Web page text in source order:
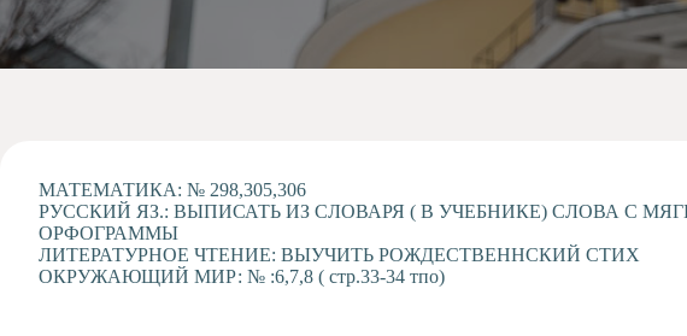
Проекты
отделение
Психологическая
Служба
Тьюторская
МАТЕМАТИКА: № 298,305,306
РУССКИЙ ЯЗ.: ВЫПИСАТЬ ИЗ СЛОВАРЯ ( В УЧЕБНИКЕ) СЛОВА С
ОРФОГРАММЫ
ЛИТЕРАТУРНОЕ ЧТЕНИЕ: ВЫУЧИТЬ РОЖДЕСТВЕННСКИЙ СТИХ
ОКРУЖАЮЩИЙ МИР: № :6,7,8 ( стр.33-34 тпо)